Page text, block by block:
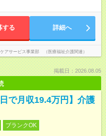
する 詳細へ
アサービス事業部 （医療福祉介護関連）
掲載日：2026.08.05
で月収19.4万円】介護
ブランクOK